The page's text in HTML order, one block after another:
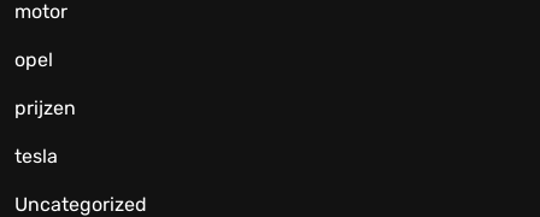
motor
opel
prijzen
tesla
Uncategorized